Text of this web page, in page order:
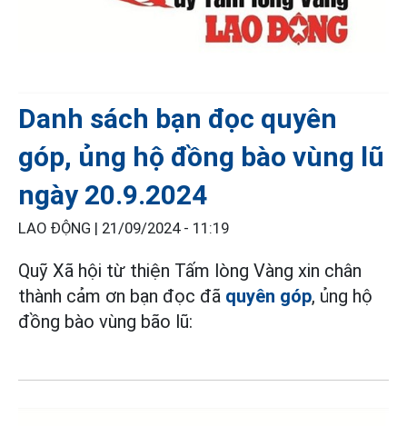
Danh sách bạn đọc quyên
góp, ủng hộ đồng bào vùng lũ
ngày 20.9.2024
LAO ĐỘNG | 21/09/2024 - 11:19
Quỹ Xã hội từ thiện Tấm lòng Vàng xin chân
thành cảm ơn bạn đọc đã quyên góp, ủng hộ
đồng bào vùng bão lũ: